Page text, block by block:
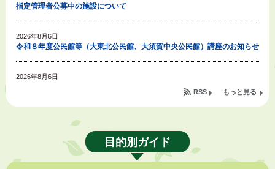
指定管理者公募中の施設について
2026年8月6日
令和８年度公民館等（大東北公民館、大須賀中央公民館）講座のお知らせ
2026年8月6日
熱中症対策「クーリングシェルター」の設置について
就職・転職相談会のご案内
2026年8月6日
もっと見る
RSS
目的別ガイド